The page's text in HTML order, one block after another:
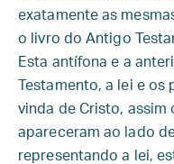
exatamente as
o livro do Antigo
Esta antífona e a
Testamento, a lei e os
vinda de Cristo, assim
apareceram ao lado
representando a lei,